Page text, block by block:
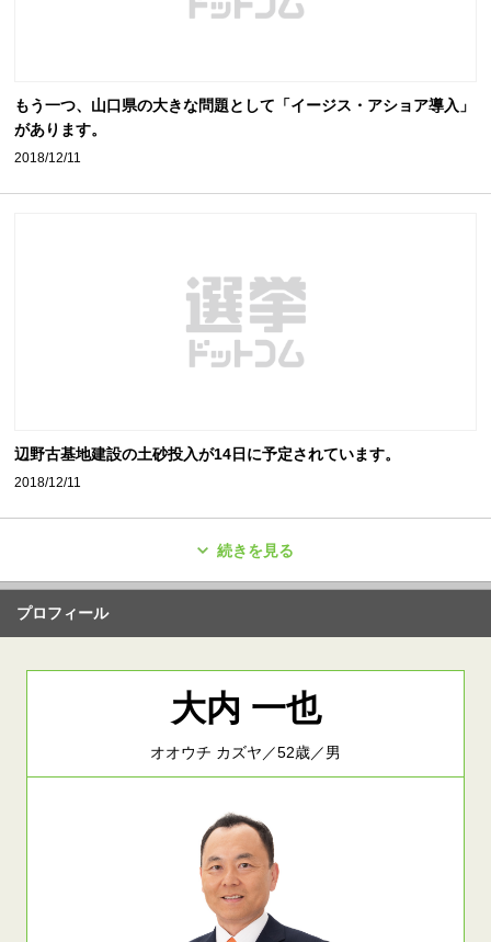
もう一つ、山口県の大きな問題として「イージス・アショア導入」
があります。
2018/12/11
辺野古基地建設の土砂投入が14日に予定されています。
2018/12/11
続きを見る
プロフィール
大内 一也
オオウチ カズヤ／52歳／男